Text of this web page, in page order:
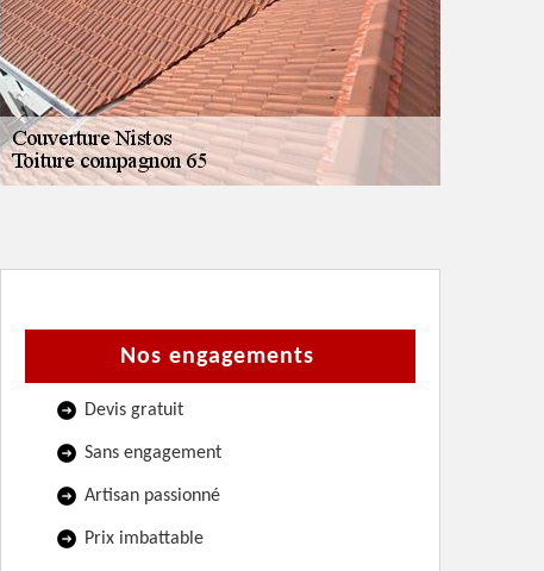
Nos engagements
Devis gratuit
Sans engagement
Artisan passionné
Prix imbattable